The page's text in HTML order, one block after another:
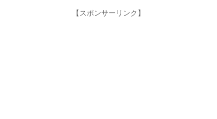
【スポンサーリンク】